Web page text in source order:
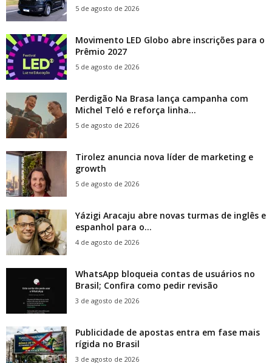
5 de agosto de 2026
Movimento LED Globo abre inscrições para o
Prêmio 2027
5 de agosto de 2026
Perdigão Na Brasa lança campanha com
Michel Teló e reforça linha...
5 de agosto de 2026
Tirolez anuncia nova líder de marketing e
growth
5 de agosto de 2026
Yázigi Aracaju abre novas turmas de inglês e
espanhol para o...
4 de agosto de 2026
WhatsApp bloqueia contas de usuários no
Brasil; Confira como pedir revisão
3 de agosto de 2026
Publicidade de apostas entra em fase mais
rígida no Brasil
3 de agosto de 2026